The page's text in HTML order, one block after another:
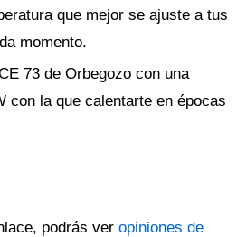
que mejor se ajuste a tus
momento.
73 de Orbegozo con una
con la que calentarte en épocas
podrás ver opiniones de